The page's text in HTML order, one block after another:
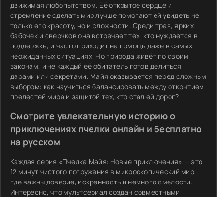
движимая любопытством. Её открытое сердце и
стремление сделать мир лучше помогают ей увидеть не
только его красоту, но и сложности. Среди трав, ярких
бабочек и сверчков она встречает тех, кто нуждается в
поддержке, и часто приходит на помощь даже в самых
неожиданных ситуациях. Но природа живёт по своим
законам, и не каждый её обитатель готов делиться
дарами или секретами. Майя оказывается перед сложным
выбором: как научиться балансировать между открытием
прелестей мира и защитой тех, кто стал ей дорог?
Смотрите увлекательную историю о
приключениях пчелки онлайн и бесплатно
на русском
Каждая серия «Пчелка Майя: Новые приключения» — это
12 минут чистого погружения в микроскопический мир,
где важны доверие, искренность и немного смелости.
Интересно, что мультсериал создан совместными